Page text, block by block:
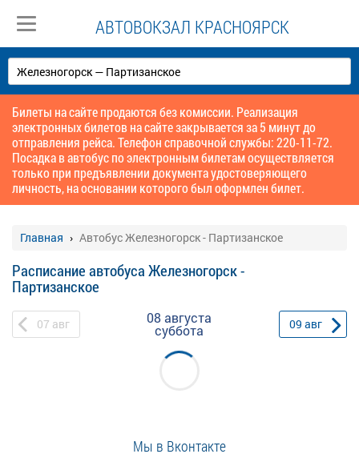
АВТОВОКЗАЛ КРАСНОЯРСК
Билеты на сайте продаются без комиссии. Реализация
электронных билетов на сайте закрывается за 5 минут до
отправления рейса. Телефон справочной службы: 220-11-72.
Посадка в автобус по электронным билетам осуществляется
только при предъявлении документа удостоверяющего
личность, на основании которого был оформлен билет.
Главная Автобус Железногорск - Партизанское
Расписание автобуса Железногорск -
Партизанское
07 авг 08 августа
суббота 09 авг
Мы в Вконтакте